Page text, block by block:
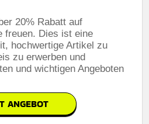
20% Rabatt auf
freuen. Dies ist eine
hochwertige Artikel zu
zu erwerben und
und wichtigen Angeboten
ANGEBOT